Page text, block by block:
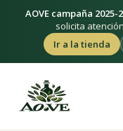
AOVE campaña 2025-
solicita
Ir a la tienda
contenido